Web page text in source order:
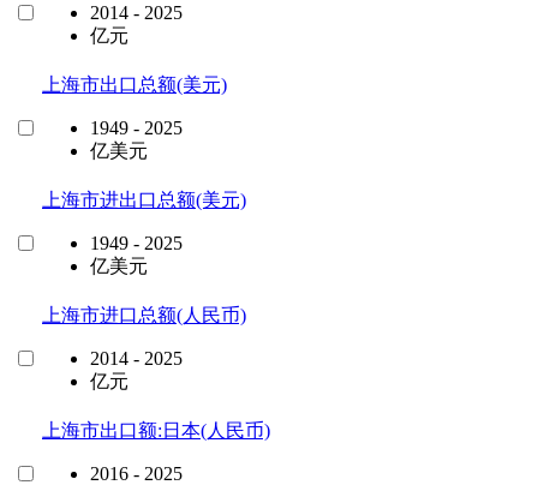
2014 - 2025
亿元
上海市出口总额(美元)
1949 - 2025
亿美元
上海市进出口总额(美元)
1949 - 2025
亿美元
上海市进口总额(人民币)
2014 - 2025
亿元
上海市出口额:日本(人民币)
2016 - 2025